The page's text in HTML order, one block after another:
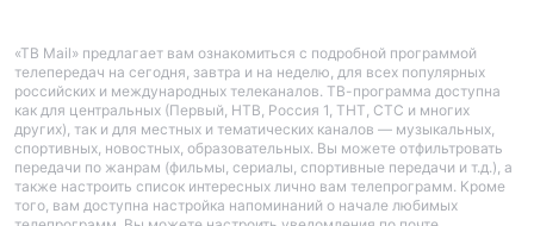
«ТВ Mail» предлагает вам ознакомиться с подробной программой
телепередач на сегодня, завтра и на неделю, для всех популярных
российских и международных телеканалов. ТВ-программа доступна
как для центральных (Первый, НТВ, Россия 1, ТНТ, СТС и многих
других), так и для местных и тематических каналов — музыкальных,
спортивных, новостных, образовательных. Вы можете отфильтровать
передачи по жанрам (фильмы, сериалы, спортивные передачи и т.д.), а
также настроить список интересных лично вам телепрограмм. Кроме
того, вам доступна настройка напоминаний о начале любимых